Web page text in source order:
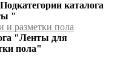
Подкатегории каталога
"
и разметки пола
"Ленты для
пола"